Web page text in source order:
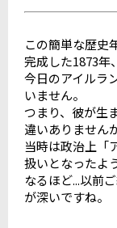
この簡単な歴史
完成した1873年、
今日のアイルラ
いません。
つまり、彼が生
違いありませんが
当時は政治上「
扱いとなったよ
なるほど...以前
が深いですね。